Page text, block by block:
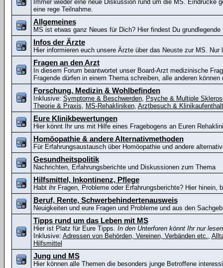
Immer wieder eine neue Diskussion rund um die MS. Eindrücke
eine rege Teilnahme.
Allgemeines
MS ist etwas ganz Neues für Dich? Hier findest Du
Infos der Ärzte
Hier informieren euch unsere Ärzte über das Neuste zur MS. Nur
Fragen an den Arzt
In diesem Forum beantwortet unser Board-Arzt medizinische
Fragende dürfen in einem Thema schreiben, alle anderen können
Forschung, Medizin & Wohlbefinden
Inklusive: Symptome & Beschwerden, Psyche & Multiple
Theorie & Praxis, MS-Rehakliniken, Arztbesuch & Klinikaufenthalt
Eure Klinikbewertungen
Hier könnt Ihr uns mit Hilfe eines Fragebogens an Euren
Homöopathie & andere Alternativmethoden
Für Erfahrungsaustausch über Homöopathie und andere
Gesundheitspolitik
Nachrichten, Erfahrungsberichte und Diskussionen zum Thema
Hilfsmittel, Inkontinenz, Pflege
Habt ihr Fragen, Probleme oder Erfahrungsberichte? Hier hinein,
Beruf, Rente, Schwerbehindertenausweis
Neuigkeiten und eure Fragen und Probleme und aus den
Tipps rund um das Leben mit MS
Hier ist Platz für Eure Tipps. In den Unterforen könnt Ihr nur
Inklusive: Adressen von Behörden, Vereinen, Verbänden etc.,
Hilfsmittel
Jung und MS
Hier können alle Themen die besonders junge Betroffene